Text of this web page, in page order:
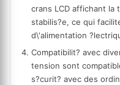
crans LCD affichant
stabilis?e, ce qui
d\'alimentation
Compatibilit? avec
tension sont
s?curit? avec des